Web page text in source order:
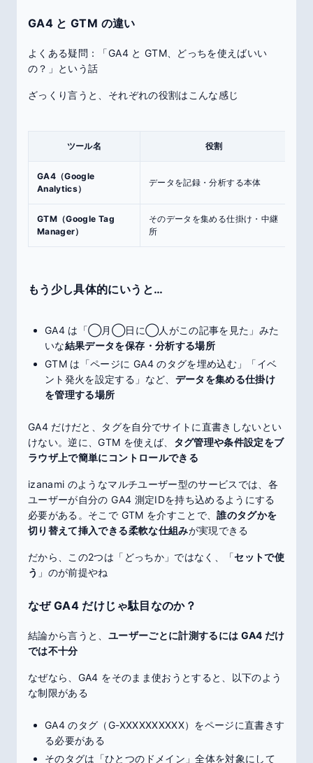
GA4 と GTM の違い
よくある疑問：「GA4 と GTM、どっちを使えばいい
の？」という話
ざっくり言うと、それぞれの役割はこんな感じ
ツール名 役割
GA4（Google
Analytics）
データを記録・分析する本体
GTM（Google Tag
Manager）
そのデータを集める仕掛け・中継
所
もう少し具体的にいうと…
GA4 は「◯月◯日に◯人がこの記事を見た」みた
いな結果データを保存・分析する場所
GTM は「ページに GA4 のタグを埋め込む」「イベ
ント発火を設定する」など、 データを集める仕掛け
を管理する場所
GA4 だけだと、タグを自分でサイトに直書きしないとい
けない。逆に、GTM を使えば、 タグ管理や条件設定をブ
ラウザ上で簡単にコントロールできる
izanami のようなマルチユーザー型のサービスでは、各
ユーザーが自分の GA4 測定IDを持ち込めるようにする
必要がある。そこで GTM を介すことで、誰のタグかを
切り替えて挿入できる柔軟な仕組みが実現できる
だから、この2つは「どっちか」ではなく、「セットで使
う 」のが前提やね
なぜ GA4 だけじゃ駄目なのか？
結論から言うと、 ユーザーごとに計測するには GA4 だけ
では不十分
なぜなら、GA4 をそのまま使おうとすると、以下のよう
な制限がある
GA4 のタグ（G-XXXXXXXXXX）をページに直書きす
る必要がある
そのタグは「ひとつのドメイン」全体を対象にして